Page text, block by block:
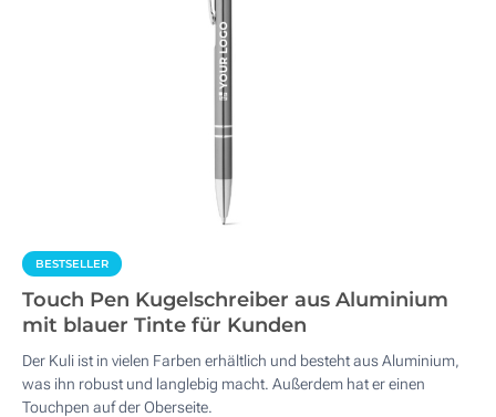
BESTSELLER
Touch Pen Kugelschreiber aus Aluminium
mit blauer Tinte für Kunden
Der Kuli ist in vielen Farben erhältlich und besteht aus Aluminium,
was ihn robust und langlebig macht. Außerdem hat er einen
Touchpen auf der Oberseite.